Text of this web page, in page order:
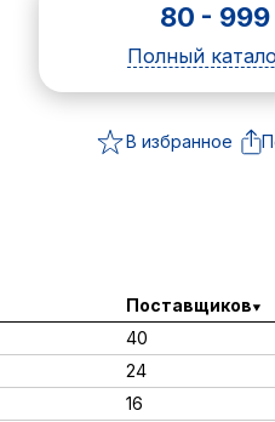
80 - 999
Полный
В избранное
Поставщиков
40
24
16